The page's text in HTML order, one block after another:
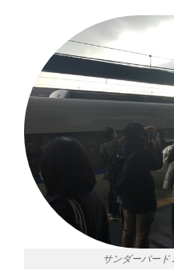
サンダーバー